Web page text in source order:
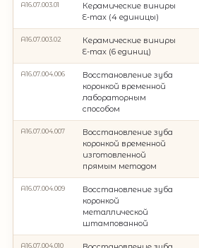
А16.07.003.01
Керамические виниры
E-max (4 единицы)
А16.07.003.02
Керамические виниры
E-max (6 единиц)
A16.07.004.006
Восстановление зуба
коронкой временной
лабораторным
способом
A16.07.004.007
Восстановление зуба
коронкой временной
изготовленной
прямым методом
A16.07.004.009
Восстановление зуба
коронкой
металлической
штампованной
A16.07.004.010